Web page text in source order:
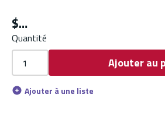
$
Quantité
Ajouter au
Ajouter à une liste